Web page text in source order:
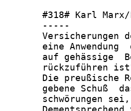
#318# Karl
       -----
Versicherungen
eine Anwendung
auf gehässige
rückzuführen
Die preußische
gebene Schuß
schwörungen